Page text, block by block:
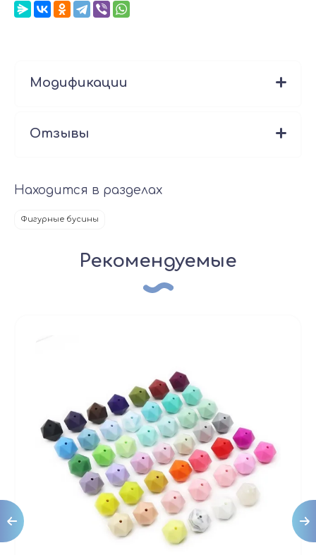
Модификации
Отзывы
Находится в разделах
Фигурные бусины
Рекомендуемые